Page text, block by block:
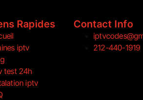
Rapides
iptv
test 24h
iptv
Contact Info
212-440-1919